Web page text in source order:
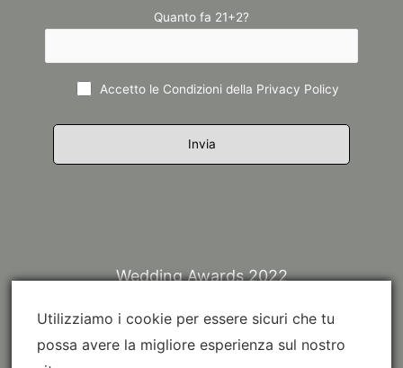
Quanto fa 21+2?
Accetto le Condizioni della Privacy Policy
Wedding Awards 2022
Utilizziamo i cookie per essere sicuri che tu
possa avere la migliore esperienza sul nostro